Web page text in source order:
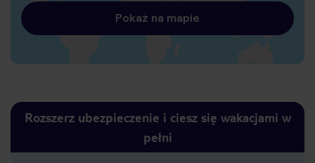
Pokaż na mapie
Rozszerz ubezpieczenie i ciesz się wakacjami w
pełni